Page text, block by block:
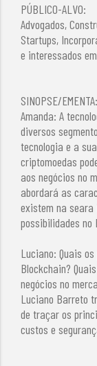
PÚBLICO-ALVO:
Advogados,
Startups,
e interessados
SINOPSE/EMENTA:
Amanda: A
diversos
tecnologia e a
criptomoedas
aos negócios no
abordará as
existem na seara
possibilidades no
Luciano: Quais
Blockchain?
negócios no
Luciano Barreto
de traçar os
custos e